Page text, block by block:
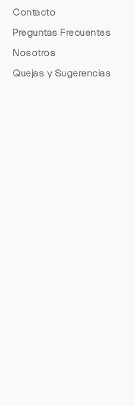
Contacto
Preguntas Frecuentes
Nosotros
Quejas y Sugerencias